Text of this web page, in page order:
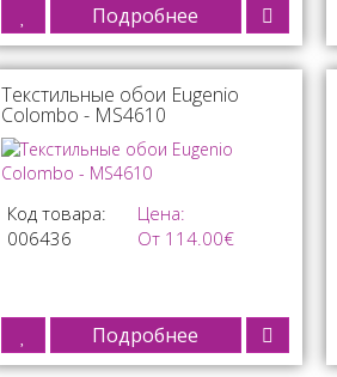
Подробнее
Текстильные обои Eugenio
Colombo - MS4610
Код товара:
006436
Цена:
От 114.00€
Подробнее